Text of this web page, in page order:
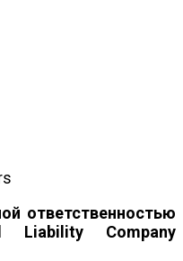
ответственностью
Liability Company